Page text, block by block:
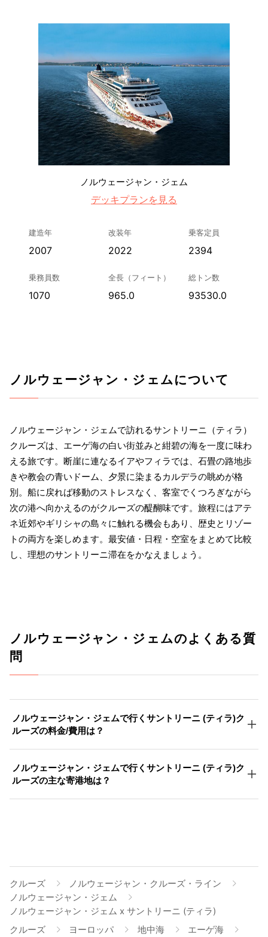
ノルウェージャン・ジェム
デッキプランを見る
建造年
2007
改装年
2022
乗客定員
2394
乗務員数
1070
全長（フィート）
965.0
総トン数
93530.0
ノルウェージャン・ジェムについて
ノルウェージャン・ジェムで訪れるサントリーニ（ティラ）
クルーズは、エーゲ海の白い街並みと紺碧の海を一度に味わ
える旅です。断崖に連なるイアやフィラでは、石畳の路地歩
きや教会の青いドーム、夕景に染まるカルデラの眺めが格
別。船に戻れば移動のストレスなく、客室でくつろぎながら
次の港へ向かえるのがクルーズの醍醐味です。旅程にはアテ
ネ近郊やギリシャの島々に触れる機会もあり、歴史とリゾー
トの両方を楽しめます。最安値・日程・空室をまとめて比較
し、理想のサントリーニ滞在をかなえましょう。
ノルウェージャン・ジェムのよくある質
問
ノルウェージャン・ジェムで行くサントリーニ (ティラ)ク
ルーズの料金/費用は？
ノルウェージャン・ジェムで行くサントリーニ (ティラ)ク
ルーズの主な寄港地は？
クルーズ
ノルウェージャン・クルーズ・ライン
ノルウェージャン・ジェム
ノルウェージャン・ジェム x サントリーニ (ティラ)
クルーズ
ヨーロッパ 地中海
エーゲ海